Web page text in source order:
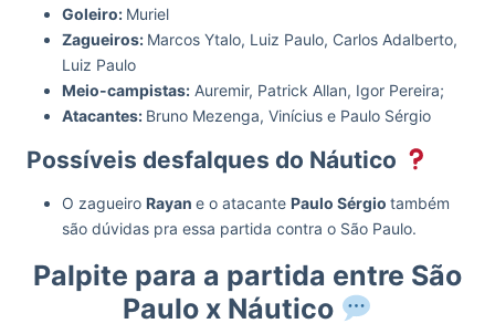
Goleiro: Muriel
Zagueiros: Marcos Ytalo, Luiz Paulo, Carlos Adalberto,
Luiz Paulo
Meio-campistas: Auremir, Patrick Allan, Igor Pereira;
Atacantes: Bruno Mezenga, Vinícius e Paulo Sérgio
Possíveis desfalques do Náutico
O zagueiro Rayan e o atacante Paulo Sérgio também
são dúvidas pra essa partida contra o São Paulo.
Palpite para a partida entre São
Paulo x Náutico